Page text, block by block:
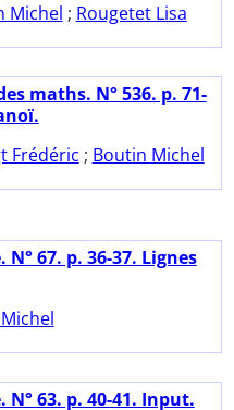
Michel ; Rougetet Lisa
maths. N° 536. p. 71-
Frédéric ; Boutin Michel
N° 67. p. 36-37. Lignes
N° 63. p. 40-41. Input.